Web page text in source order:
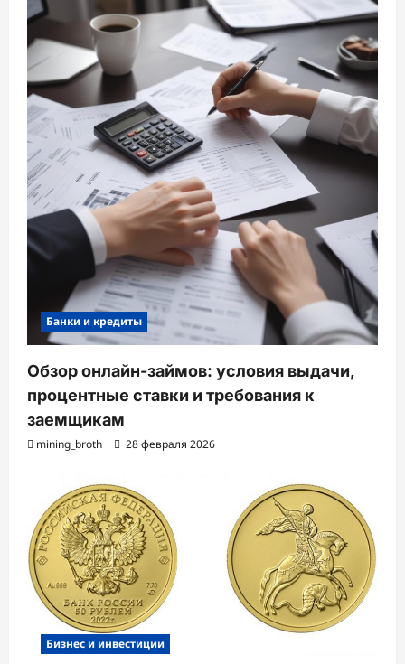
Банки и кредиты
Обзор онлайн-займов: условия выдачи,
процентные ставки и требования к
заемщикам
mining_broth 28 февраля 2026
Бизнес и инвестиции